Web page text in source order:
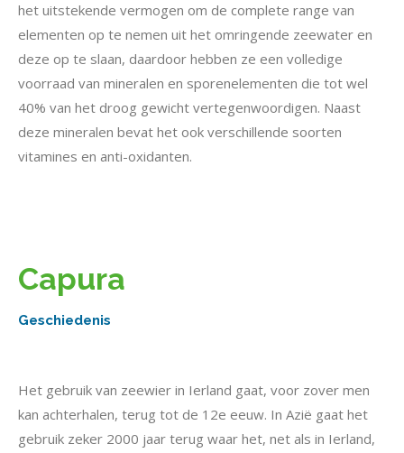
het uitstekende vermogen om de complete range van
elementen op te nemen uit het omringende zeewater en
deze op te slaan, daardoor hebben ze een volledige
voorraad van mineralen en sporenelementen die tot wel
40% van het droog gewicht vertegenwoordigen. Naast
deze mineralen bevat het ook verschillende soorten
vitamines en anti-oxidanten.
Capura
Geschiedenis
Het gebruik van zeewier in Ierland gaat, voor zover men
kan achterhalen, terug tot de 12e eeuw. In Azië gaat het
gebruik zeker 2000 jaar terug waar het, net als in Ierland,